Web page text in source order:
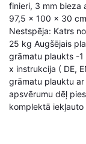
finieri, 3 mm bieza
97,5 x 100 x 30
Nestspēja: Katrs
25 kg Augšējais
grāmatu plaukts -1
x instrukcija ( DE,
grāmatu plauktu
apsvērumu dēļ
komplektā